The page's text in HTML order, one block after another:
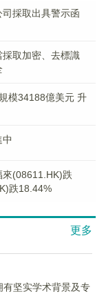
採取出具警示函
取加密、去標識
模34188億美元 升
來(08611.HK)跌
跌18.44%
更多
坚实学术背景及专